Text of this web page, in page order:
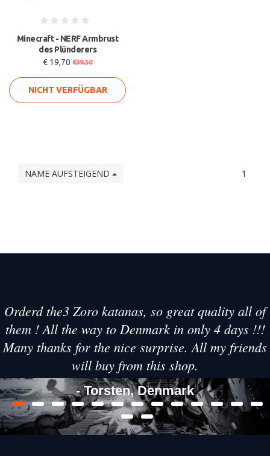
Minecraft - NERF Armbrust
des Plünderers
€ 19,70 €39,50
NICHT VERFÜGBAR
NAME AUFSTEIGEND 1
Orderd the3 Zoro katanas, so great quality all of
them ! All the way to Denmark in only 4 days !!!
Many thanks for the nice surprise. All my friends
will buy from this shop.
- Torsten, Denmark